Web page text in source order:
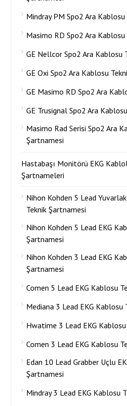
Mindray PM Spo2 Ara
Masimo RD Spo2 Ara
GE Nellcor Spo2 Ara Kablosu
GE Oxi Spo2 Ara Kablosu
GE Masimo RD Spo2 Ara
GE Trusignal Spo2 Ara
Masimo Rad Serisi Spo2 Ara
Şartnamesi
Hastabaşı Monitörü EKG
Şartnameleri
Nihon Kohden 5 Lead
Teknik Şartnamesi
Nihon Kohden 5 Lead EKG
Şartnamesi
Nihon Kohden 3 Lead EKG
Şartnamesi
Comen 5 Lead EKG Kablosu
Mediana 3 Lead EKG Kablosu
Hwatime 3 Lead EKG
Comen 3 Lead EKG Kablosu
Edan 10 Lead Grabber Uçlu
Şartnamesi
Mindray 3 Lead EKG Kablosu